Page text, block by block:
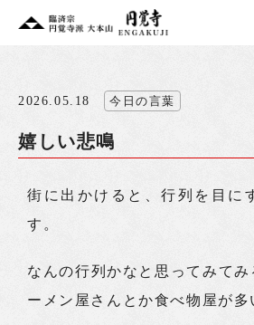
2026.05.18 今日の言葉
嬉しい悲鳴
街に出かけると、行列を目に
す。
なんの行列かなと思ってみてみ
ーメン屋さんとか食べ物屋が多